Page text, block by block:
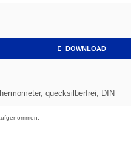
DOWNLOAD
quecksilberfrei, DIN